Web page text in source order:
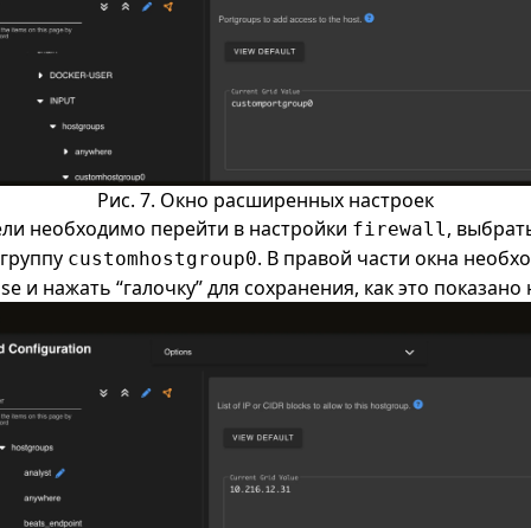
Рис. 7. Окно расширенных настроек
необходимо перейти в настройки firewall,
customhostgroup0. В правой части окна
и нажать “галочку” для сохранения, как это показано